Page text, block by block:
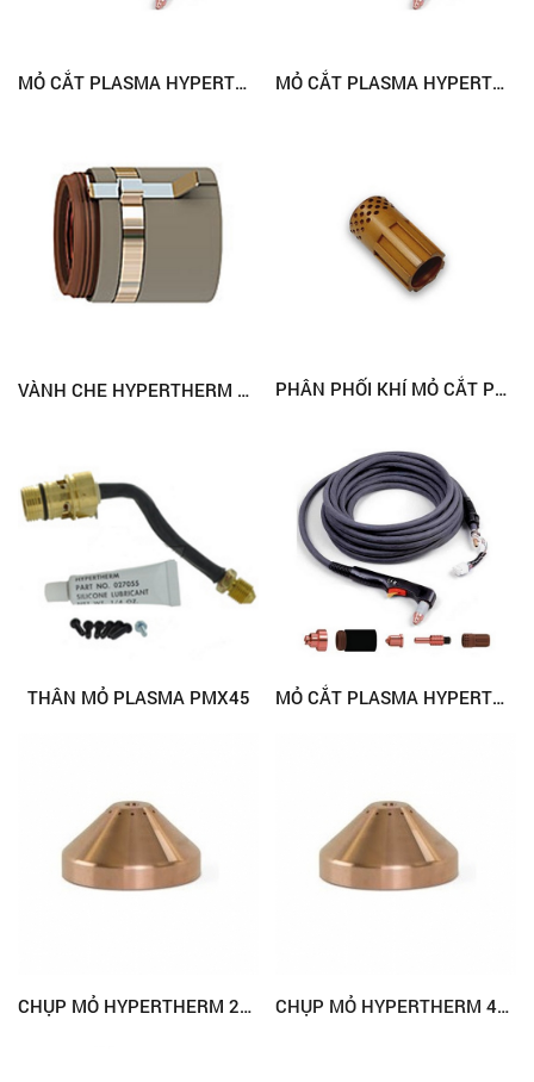
MỎ CẮT PLASMA HYPERTHERM PMX1250 VÀ PHỤ TÙNG MỎ CẮT PLASMA HYPERTHERM PMX1650 VÀ PHỤ TÙNG
VÀNH CHE HYPERTHERM 220936, MAX200 PHÂN PHỐI KHÍ MỎ CẮT PLASMA HYPERTHERM 120925 (PMX1250)
THÂN MỎ PLASMA PMX45 MỎ CẮT PLASMA HYPERTHERM PMX65/85/105 VÀ PHỤ TÙNG
CHỤP MỎ HYPERTHERM 220536, MAX200 CHỤP MỎ HYPERTHERM 420045